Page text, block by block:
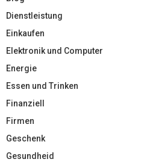
Dienstleistung
Einkaufen
Elektronik und Computer
Energie
Essen und Trinken
Finanziell
Firmen
Geschenk
Gesundheid